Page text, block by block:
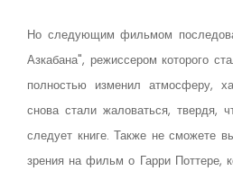
Но следующим фильмом
Азкабана", режиссером которого
полностью изменил атмосферу,
снова стали жаловаться, твердя,
следует книге. Также не сможете
зрения на фильм о Гарри Поттере,